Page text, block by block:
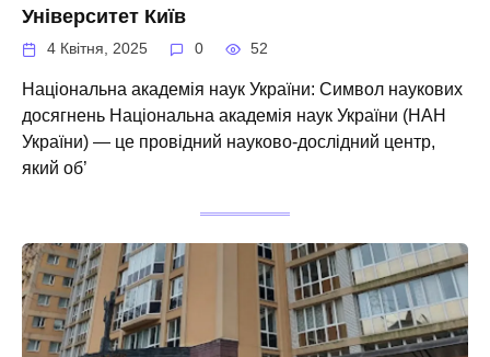
Університет Київ
4 Квітня, 2025 0 52
Національна академія наук України: Символ наукових
досягнень Національна академія наук України (НАН
України) — це провідний науково-дослідний центр,
який об’